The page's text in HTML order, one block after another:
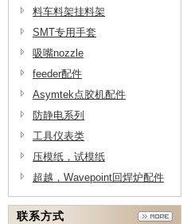
料车料架挂料架
SMT专用手套
吸嘴nozzle
feeder配件
Asymtek点胶机配件
防静电系列
工具仪表类
压模纸，试模纸
超越，Wavepoint回焊炉配件
联系方式